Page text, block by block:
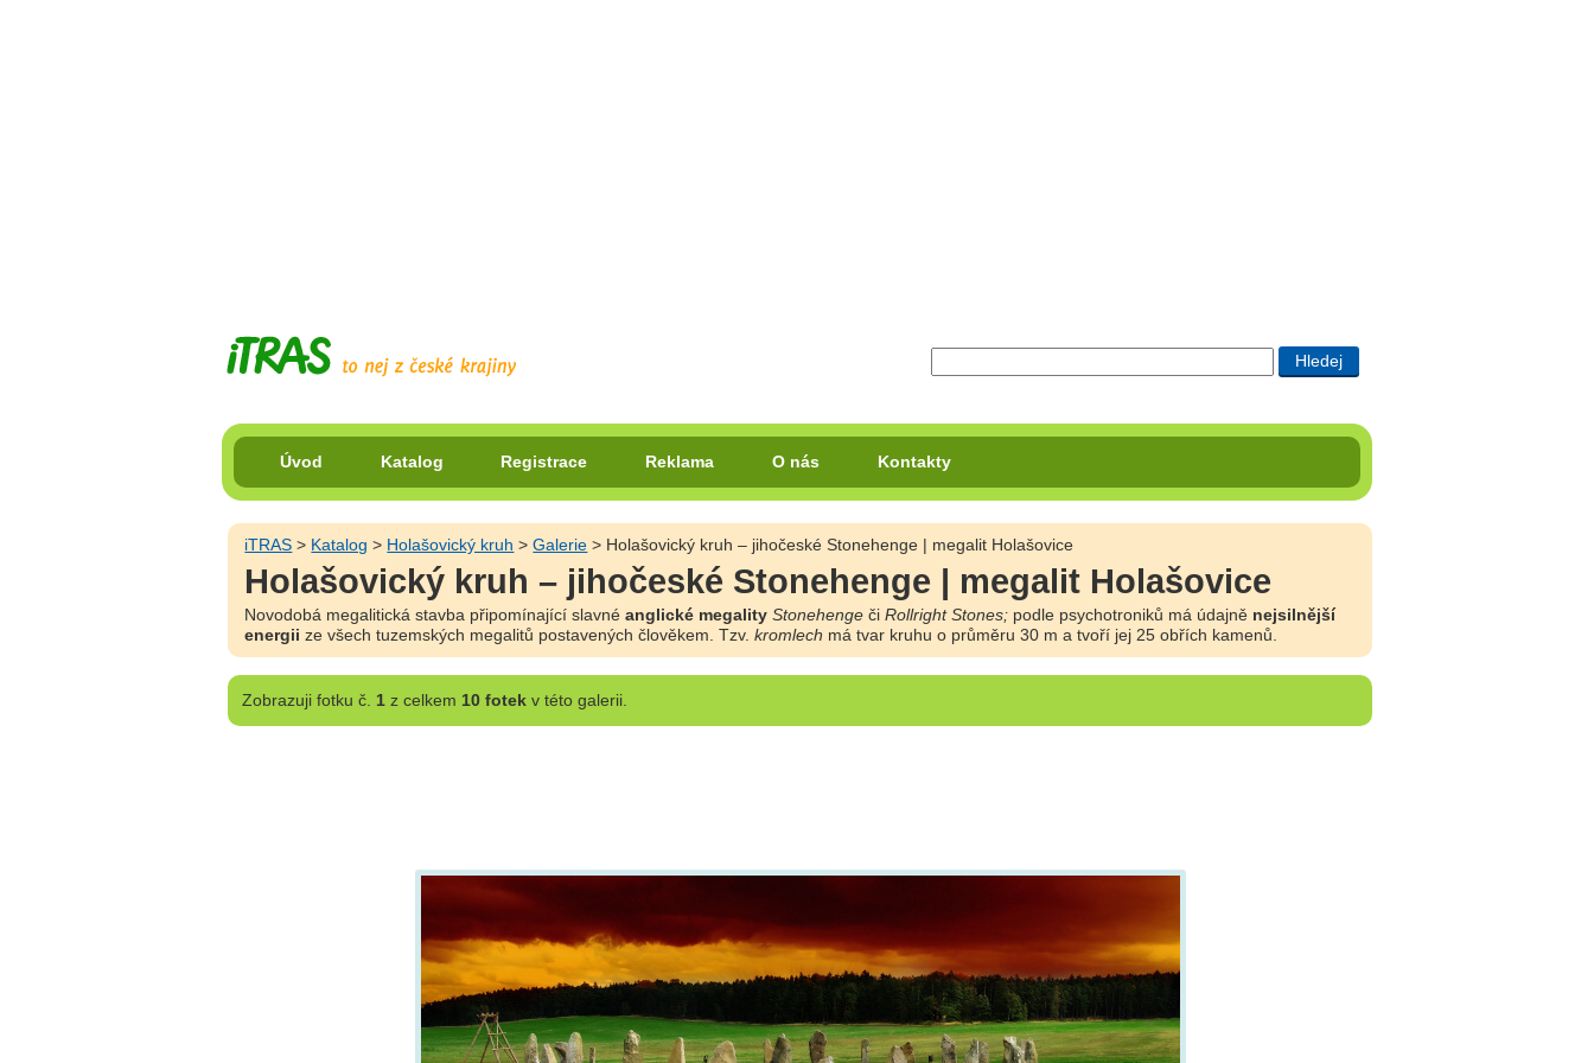
Úvod Katalog Registrace Reklama O nás Kontakty
iTRAS > Katalog > Holašovický kruh >Galerie > Holašovický kruh – jihočeské Stonehenge | megalit Holašovice
Holašovický kruh – jihočeské Stonehenge | megalit Holašovice
Novodobá megalitická stavba připomínající slavné anglické megality Stonehengeči Rollright Stones;podle psychotroniků má údajně nejsilnější
energii ze všech tuzemských megalitů postavených člověkem. Tzv. kromlech má tvar kruhu o průměru 30 m a tvoří jej 25 obřích kamenů.
Zobrazujifotku č. 1z celkem 10 fotekv této galerii.